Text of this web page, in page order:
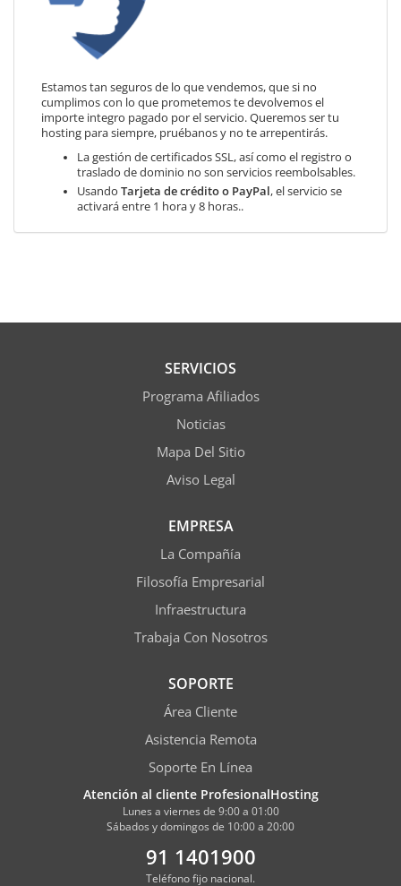
Estamos tan seguros de lo que vendemos, que si no
cumplimos con lo que prometemos te devolvemos el
importe integro pagado por el servicio. Queremos ser tu
hosting para siempre, pruébanos y no te arrepentirás.
La gestión de certificados SSL, así como el registro o
traslado de dominio no son servicios reembolsables.
Usando Tarjeta de crédito o PayPal, el servicio se
activará entre 1 hora y 8 horas..
SERVICIOS
Programa Afiliados
Noticias
Mapa Del Sitio
Aviso Legal
EMPRESA
La Compañía
Filosofía Empresarial
Infraestructura
Trabaja Con Nosotros
SOPORTE
Área Cliente
Asistencia Remota
Soporte En Línea
Atención al cliente ProfesionalHosting
Lunes a viernes de 9:00 a 01:00
Sábados y domingos de 10:00 a 20:00
91 1401900
Teléfono fijo nacional.